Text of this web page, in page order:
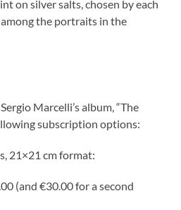
on silver salts, chosen by each
the portraits in the
Marcelli’s album, “The
subscription options:
21×21 cm format:
(and €30.00 for a second